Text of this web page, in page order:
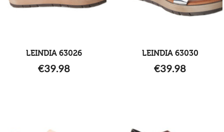
LEINDIA 63026
€39.98
LEINDIA 63030
€39.98